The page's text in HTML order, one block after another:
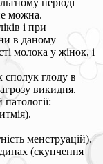
можна.
і при
в даному
молока у жінок, і
сполук глоду в
викидня.
менструацій).
(скупчення